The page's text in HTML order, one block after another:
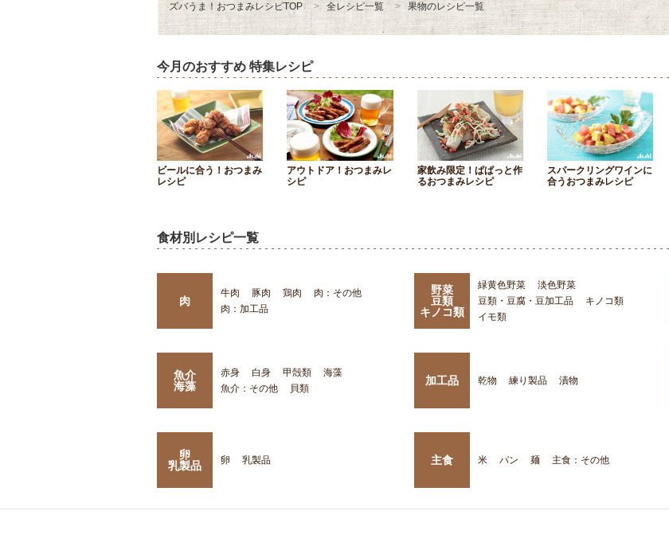
ズバうま！おつまみレシピTOP
全レシピ一覧 果物のレシピ一覧
今月のおすすめ 特集レシピ
ビールに合う！おつまみ
レシピ
アウトドア！おつまみレ
シピ
家飲み限定！ぱぱっと作
るおつまみレシピ
スパークリングワインに
合うおつまみレシピ
食材別レシピ一覧
肉
牛肉 豚肉 鶏肉
肉：その他
肉：加工品
野菜
豆類
キノコ類
緑黄色野菜
淡色野菜
豆類・豆腐・豆加工品
キノコ類
イモ類
魚介
海藻
赤身 白身 甲殻類
海藻
魚介：その他
貝類
加工品 乾物 練り製品 漬物
卵
乳製品
卵 乳製品 主食 米 パン 麺 主食：その他